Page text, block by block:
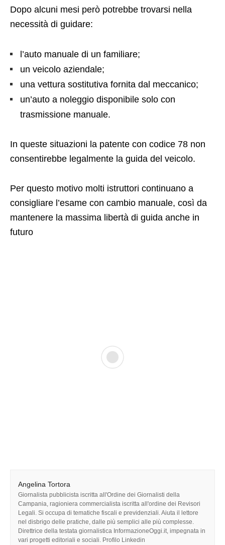
Dopo alcuni mesi però potrebbe trovarsi nella
necessità di guidare:
l’auto manuale di un familiare;
un veicolo aziendale;
una vettura sostitutiva fornita dal meccanico;
un’auto a noleggio disponibile solo con
trasmissione manuale.
In queste situazioni la patente con codice 78 non
consentirebbe legalmente la guida del veicolo.
Per questo motivo molti istruttori continuano a
consigliare l’esame con cambio manuale, così da
mantenere la massima libertà di guida anche in
futuro
Angelina Tortora
Giornalista pubblicista iscritta all'Ordine dei Giornalisti della
Campania, ragioniera commercialista iscritta all'ordine dei Revisori
Legali. Si occupa di tematiche fiscali e previdenziali. Aiuta il lettore
nel disbrigo delle pratiche, dalle più semplici alle più complesse.
Direttrice della testata giornalistica InformazioneOggi.it, impegnata in
vari progetti editoriali e sociali. Profilo Linkedin